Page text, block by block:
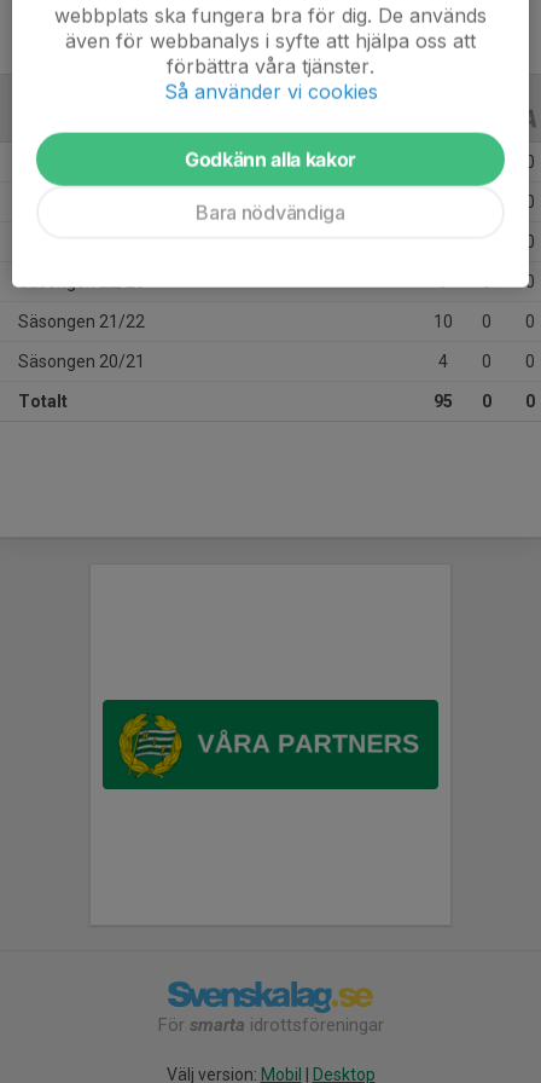
Säsongen 25/26 0
0
0
0
Säsongen 21/22 10 0 0
Säsongen 20/21 4 0 0
Totalt 95 0 0
För smarta idrottsföreningar
Välj version: Mobil Desktop
webbplats ska fungera bra för dig. De används
även för webbanalys i syfte att hjälpa oss att
förbättra våra tjänster.
Så använder vi cookies
Godkänn alla kakor
Bara nödvändiga